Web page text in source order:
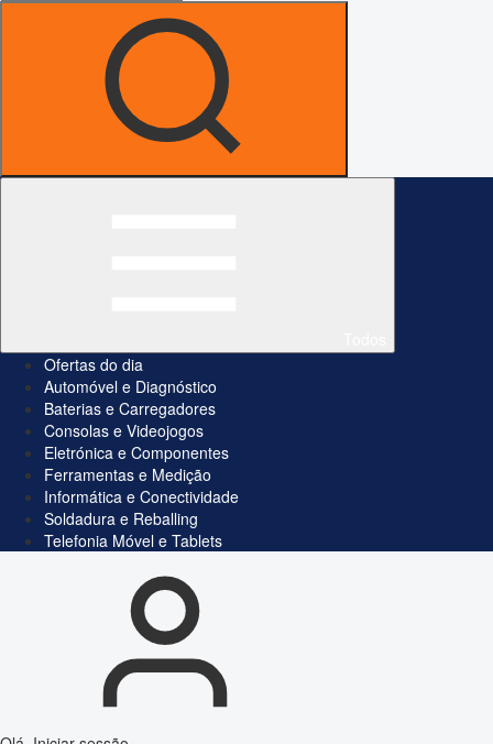
Ofertas do dia
Automóvel e Diagnóstico
Baterias e Carregadores
Consolas e Videojogos
Eletrónica e Componentes
Ferramentas e Medição
Informática e Conectividade
Soldadura e Reballing
Telefonia Móvel e Tablets